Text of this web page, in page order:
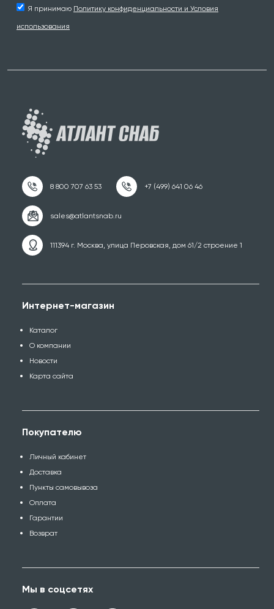
Я принимаю Политику конфиденциальности и Условия
использования
111394 г. Москва, улица Перовская, дом 61/2 строение 1
Интернет-магазин
Каталог
О компании
Новости
Карта сайта
Покупателю
Личный кабинет
Доставка
Пункты самовывоза
Оплата
Гарантии
Возврат
Мы в соцсетях